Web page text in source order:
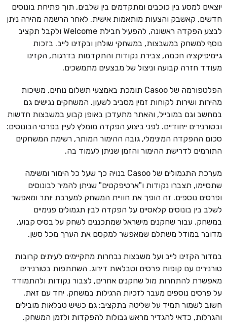
יוצאים למסע בין כוכבים ומתקדמים בין שלבים, תוך פתיחת בונוסים
חדשים, קאשבק והצעות מותאמות אישית. לאחר הרשמה מהירה ניתן
לבצע הפקדה ראשונה, להפעיל חבילת Welcome ולקבל תקציב
נוסף למשחק במשבצות, במשחקי שולחן ובקזינו לייב. בזכות
גיימיפיקציה חכמה, צבירת נקודות והתקדמות בדרגות, הקזינו
מעודד חזרה קבועה וניצול של מבצעים מתמשכים.
הפלטפורמה של Casoo תומכת באמצעי תשלום נוחים, משיכות
מהירות ושירות לקוחות זמין מסביב לשעון. המשחקים נגישים גם
במחשב וגם במובייל, והאתר מתעדכן באופן קבוע במשבצות חדשות
ובטורנירים ייחודיים. לפני ביצוע הפקדה מומלץ לעיין בפרטי הבונוסים:
סכום ההפקדה המינימלי, גובה ההימור המותר, רשימת המשחקים
התורמים לדרישת ההימור והזמן שניתן לעמוד בה.
מערכת התגמולים של Casoo בנויה כך שעל כל הימור ומשימה
שתסיימו, תצברו נקודות ו"ארטיפקטים" שניתן להמיר לבונוסים
ופרסים נוספים. זה הופך את חוויית המשחק למערבת יותר ומאפשר
לשלב בין בונוסים קלאסיים על הפקדה לבין תגמולים פנימיים
במשחק. עבור שחקנים מישראל שמתכננים לשחק על בסיס קבוע,
מדובר במודל משתלם שמאפשר למקסם את הערך מכל סשן.
במדור הקזינו לייב ועל משבצות נבחרות מתקיימים לעיתים קרובות
טורנירים עם קופות פרסים וטבלאות דירוג. השתתפות בטורנירים
מאפשרת להתחרות מול שחקנים אחרים, לצבור נקודות ולהתמודד
על פרסים נוספים מעבר לזכיות הרגילות במשחק. יחד עם זאת,
חשוב לשמור תמיד על שליטה בתקציב: גם כשיש טבלאות מובילים
והגרלות, כדאי להגדיר מראש גבולות להפקדות ולזמן המשחק.